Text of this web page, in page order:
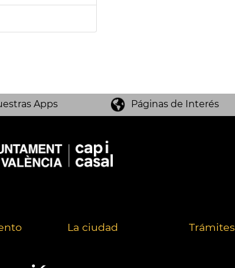
Apps Páginas de Interés
La ciudad Trámites